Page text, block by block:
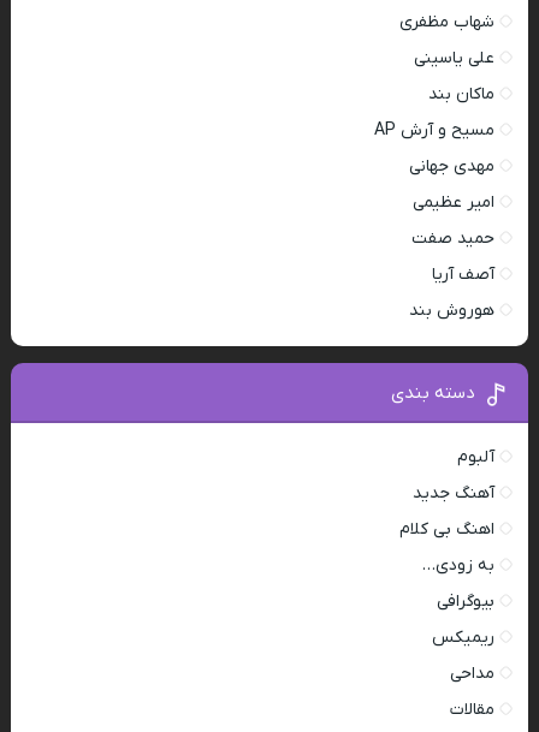
شهاب مظفری
علی یاسینی
ماکان بند
مسیح و آرش AP
مهدی جهانی
امیر عظیمی
حمید صفت
آصف آریا
هوروش بند
دسته بندی
آلبوم
آهنگ جدید
اهنگ بی کلام
به زودی…
بیوگرافی
ریمیکس
مداحی
مقالات